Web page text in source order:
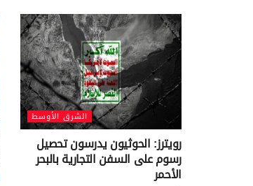
الشرق الأوسط
رويترز: الحوثيون يدرسون تحصيل
رسوم على السفن التجارية بالبحر
الأحمر